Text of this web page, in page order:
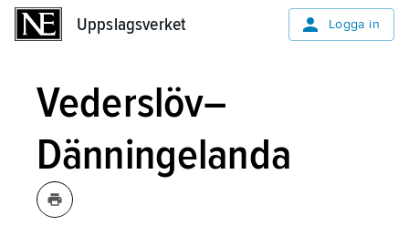
Uppslagsverket Logga in
Vederslöv–
Dänningelanda